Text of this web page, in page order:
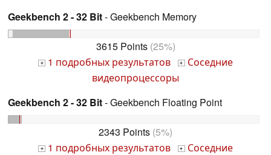
Geekbench 2 - 32 Bit- Geekbench Memory
3615 Points(25%)
+ 1 подробных результатов + Соседние
видеопроцессоры
Geekbench 2 - 32 Bit- Geekbench Floating Point
2343 Points (5%)
+ 1 подробных результатов + Соседние